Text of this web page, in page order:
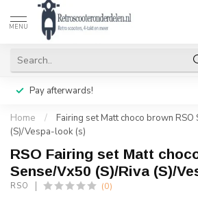
MENU
Pay afterwards!
Home /
Fairing set Matt choco brown RSO
(S)/Vespa-look (s)
RSO Fairing set Matt
Sense/Vx50 (S)/Riva (S)/
RSO (0)